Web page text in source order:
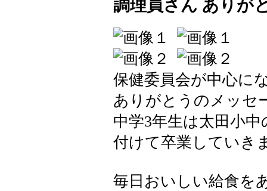
調理員さん ありが
保健委員会が中心に
ありがとうのメッセ
中学3年生は太田小
付けて卒業していき
毎日おいしい給食を